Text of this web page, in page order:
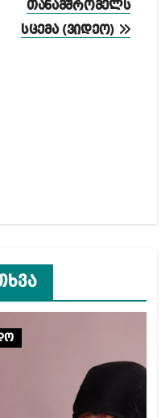
თანამშრომელს
სცემა (ვიდეო)